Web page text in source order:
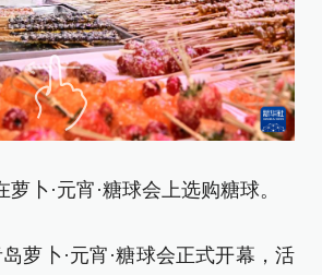
卜·元宵·糖球会上选购糖球。
萝卜·元宵·糖球会正式开幕，活